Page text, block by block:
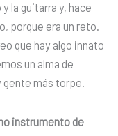
la guitarra y, hace
porque era un reto.
que hay algo innato
un alma de
gente más torpe.
instrumento de